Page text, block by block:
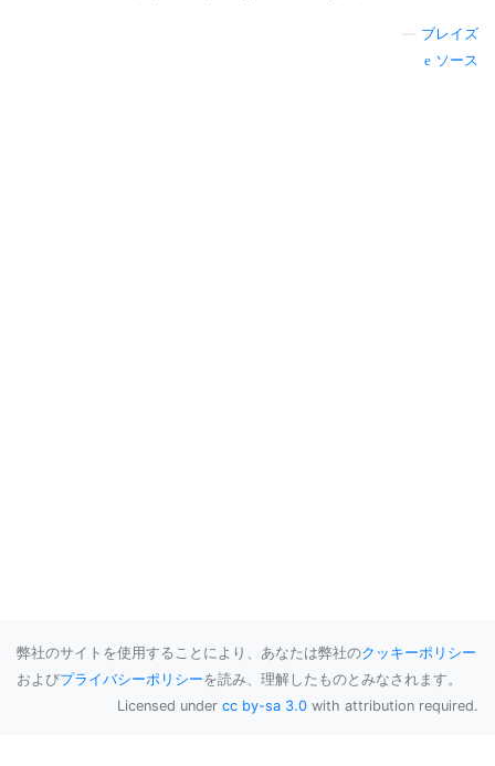
ブレイズ
ソース
弊社のサイトを使用することにより、あなたは弊社のクッキーポリシー
およびプライバシーポリシーを読み、理解したものとみなされます。
Licensed under cc by-sa 3.0 with attribution required.